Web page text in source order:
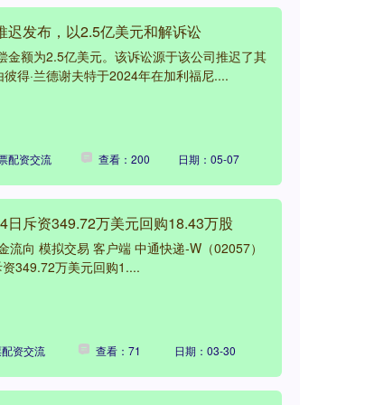
发布，以2.5亿美元和解诉讼
额为2.5亿美元。该诉讼源于该公司推迟了其
得·兰德谢夫特于2024年在加利福尼....
配资交流 查看：200 日期：05-07
斥资349.72万美元回购18.43万股
向 模拟交易 客户端 中通快递-W（02057）
349.72万美元回购1....
资交流 查看：71 日期：03-30